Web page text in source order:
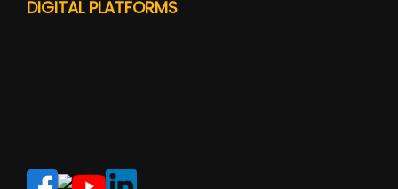
DIGITAL PLATFORMS